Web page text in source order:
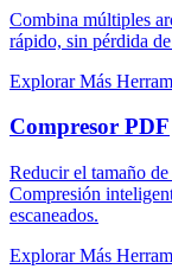
Combina múltiples
rápido, sin pérdida
Explorar Más
Compresor PDF
Reducir el tamaño
Compresión
escaneados.
Explorar Más